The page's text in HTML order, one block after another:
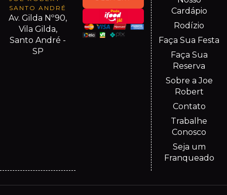
SANTO ANDRÉ
Av. Gilda Nº90,
Vila Gilda,
Santo André -
SP
Cardápio
Rodízio
Faça Sua Festa
Faça Sua
Reserva
Sobre a Joe
Robert
Contato
Trabalhe
Conosco
Seja um
Franqueado